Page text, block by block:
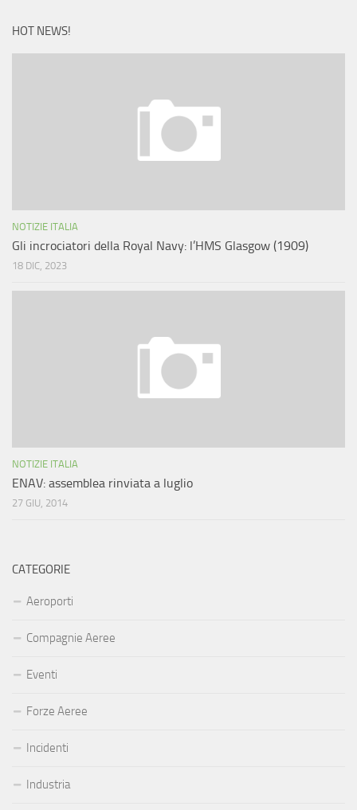
HOT NEWS!
NOTIZIE ITALIA
Gli incrociatori della Royal Navy: l’HMS Glasgow (1909)
18 DIC, 2023
NOTIZIE ITALIA
ENAV: assemblea rinviata a luglio
27 GIU, 2014
CATEGORIE
Aeroporti
Compagnie Aeree
Eventi
Forze Aeree
Incidenti
Industria